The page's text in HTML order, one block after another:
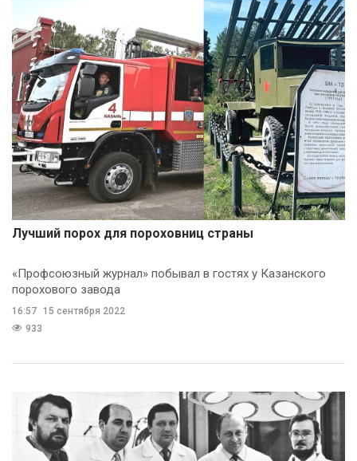
Лучший порох для пороховниц страны
«Профсоюзный журнал» побывал в гостях у Казанского
порохового завода
16:57 15 сентября 2022
933